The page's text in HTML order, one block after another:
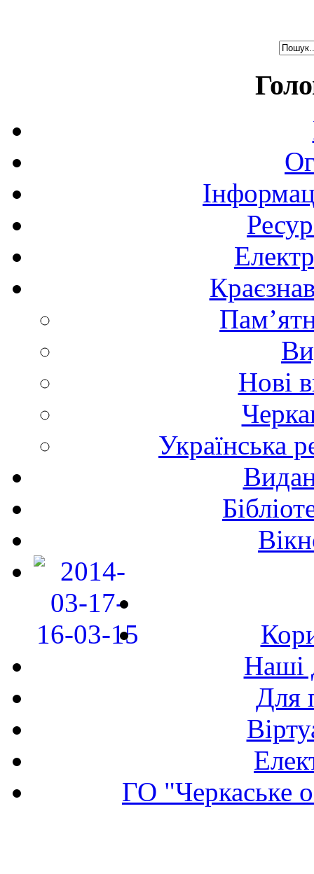
Нові
Українська
Наші
Для
ГО "Черкаське